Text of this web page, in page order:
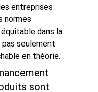
entreprises
normes
dans la
seulement
en théorie.
sont